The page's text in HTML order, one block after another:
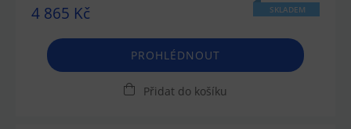
4 865 Kč SKLADEM
PROHLÉDNOUT
Přidat do košíku